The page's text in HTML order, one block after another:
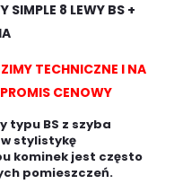
SIMPLE 8 LEWY BS +
TECHNICZNE I NA
CENOWY
typu BS z szyba
stylistykę
kominek jest często
pomieszczeń.